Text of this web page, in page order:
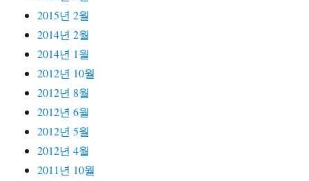
2015년 2월
2014년 2월
2014년 1월
2012년 10월
2012년 8월
2012년 6월
2012년 5월
2012년 4월
2011년 10월